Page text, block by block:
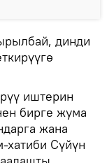
динди
иштерин
бирге жума
жана
Сүйүн